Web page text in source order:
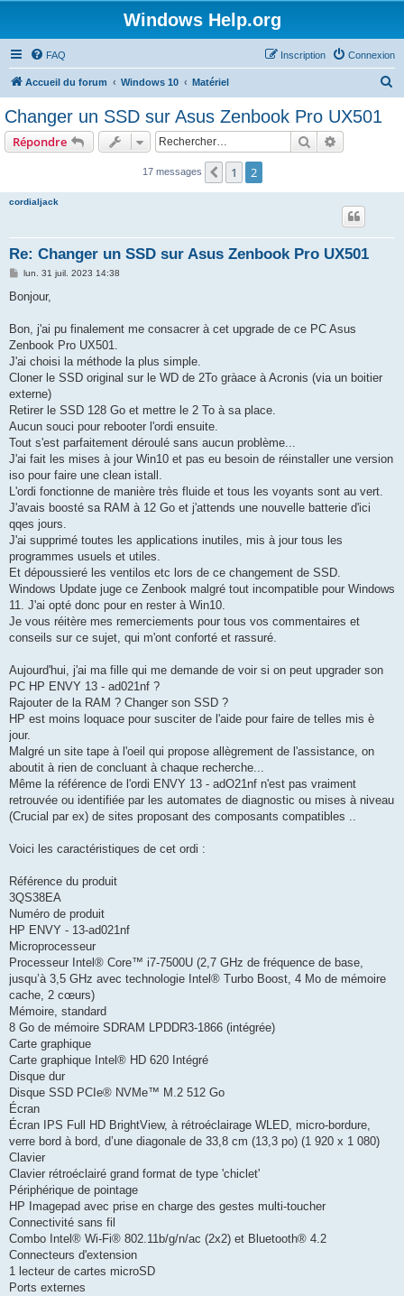
Windows Help.org
FAQ Connexion
Inscription
Accueil du forum Windows 10 Matériel
Changer un SSD sur Asus Zenbook Pro UX501
Répondre Rechercher
17 messages Précédent
1 2
cordialjack
Re: Changer un SSD sur Asus Zenbook Pro UX501
M
s
g
lun. 31 juil. 2023 14:38
Bonjour,
Bon, j'ai pu finalement me consacrer à cet upgrade de ce PC Asus
Zenbook Pro UX501.
J'ai choisi la méthode la plus simple.
Cloner le SSD original sur le WD de 2To gràace à Acronis (via un boitier
externe)
Retirer le SSD 128 Go et mettre le 2 To à sa place.
Aucun souci pour rebooter l'ordi ensuite.
Tout s'est parfaitement déroulé sans aucun problème...
J'ai fait les mises à jour Win10 et pas eu besoin de réinstaller une version
iso pour faire une clean istall.
L'ordi fonctionne de manière très fluide et tous les voyants sont au vert.
J'avais boosté sa RAM à 12 Go et j'attends une nouvelle batterie d'ici
qqes jours.
J'ai supprimé toutes les applications inutiles, mis à jour tous les
programmes usuels et utiles.
Et dépoussieré les ventilos etc lors de ce changement de SSD.
Windows Update juge ce Zenbook malgré tout incompatible pour Windows
11. J'ai opté donc pour en rester à Win10.
Je vous réitère mes remerciements pour tous vos commentaires et
conseils sur ce sujet, qui m'ont conforté et rassuré.
Aujourd'hui, j'ai ma fille qui me demande de voir si on peut upgrader son
PC HP ENVY 13 - ad021nf ?
Rajouter de la RAM ? Changer son SSD ?
HP est moins loquace pour susciter de l'aide pour faire de telles mis è
jour.
Malgré un site tape à l'oeil qui propose allègrement de l'assistance, on
aboutit à rien de concluant à chaque recherche...
Même la référence de l'ordi ENVY 13 - adO21nf n'est pas vraiment
retrouvée ou identifiée par les automates de diagnostic ou mises à niveau
(Crucial par ex) de sites proposant des composants compatibles ..
Voici les caractéristiques de cet ordi :
Référence du produit
3QS38EA
Numéro de produit
HP ENVY - 13-ad021nf
Microprocesseur
Processeur Intel® Core™ i7-7500U (2,7 GHz de fréquence de base,
jusqu’à 3,5 GHz avec technologie Intel® Turbo Boost, 4 Mo de mémoire
cache, 2 cœurs)
Mémoire, standard
8 Go de mémoire SDRAM LPDDR3-1866 (intégrée)
Carte graphique
Carte graphique Intel® HD 620 Intégré
Disque dur
Disque SSD PCIe® NVMe™ M.2 512 Go
Écran
Écran IPS Full HD BrightView, à rétroéclairage WLED, micro-bordure,
verre bord à bord, d’une diagonale de 33,8 cm (13,3 po) (1 920 x 1 080)
Clavier
Clavier rétroéclairé grand format de type 'chiclet'
Périphérique de pointage
HP Imagepad avec prise en charge des gestes multi-toucher
Connectivité sans fil
Combo Intel® Wi-Fi® 802.11b/g/n/ac (2x2) et Bluetooth® 4.2
Connecteurs d'extension
1 lecteur de cartes microSD
Ports externes